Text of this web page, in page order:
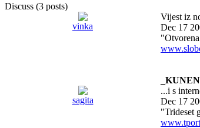
Discuss (3 posts)
vinka
Vijest iz
Dec 17
sagita
...i s
Dec 17
"Trideset